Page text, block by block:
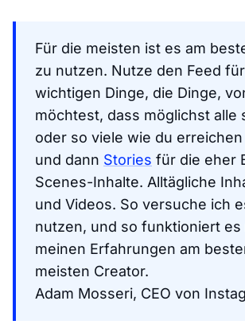
Für die meisten ist es am
zu nutzen. Nutze den Feed
wichtigen Dinge, die Dinge,
möchtest, dass möglichst alle
oder so viele wie du
und dann Stories für die eher
Scenes-Inhalte. Alltägliche
und Videos. So versuche ich
nutzen, und so funktioniert es
meinen Erfahrungen am
meisten Creator.
Adam Mosseri, CEO von